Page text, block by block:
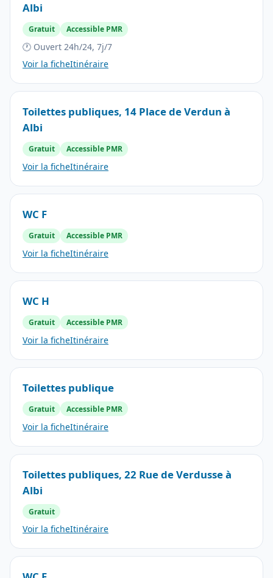
Albi
Gratuit Accessible PMR
🕐 Ouvert 24h/24, 7j/7
Voir la ficheItinéraire
Toilettes publiques, 14 Place de Verdun à
Albi
Gratuit Accessible PMR
Voir la ficheItinéraire
WC F
Gratuit Accessible PMR
Voir la ficheItinéraire
WC H
Gratuit Accessible PMR
Voir la ficheItinéraire
Toilettes publique
Gratuit Accessible PMR
Voir la ficheItinéraire
Toilettes publiques, 22 Rue de Verdusse à
Albi
Gratuit
Voir la ficheItinéraire